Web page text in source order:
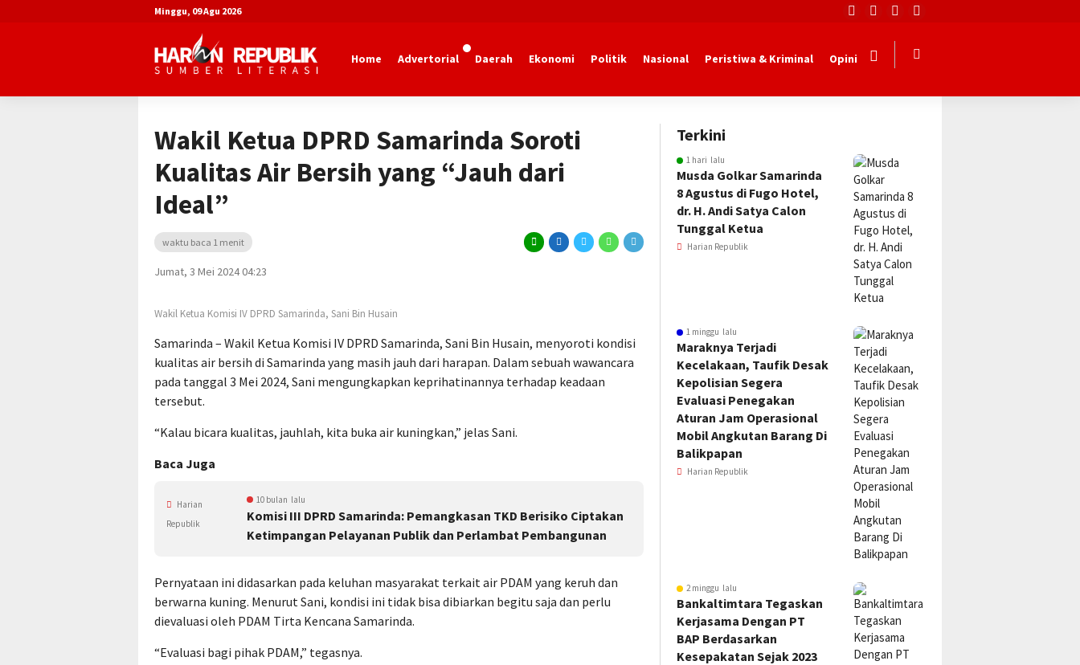
Minggu, 09 Agu 2026
Home Advertorial Daerah Ekonomi Politik Nasional Peristiwa & Kriminal Opini
Wakil Ketua DPRD Samarinda Soroti
Kualitas Air Bersih yang “Jauh dari
Ideal”
waktu baca 1 menit
Jumat, 3 Mei 2024 04:23
Wakil Ketua Komisi IV DPRD Samarinda, Sani Bin Husain
Samarinda – Wakil Ketua Komisi IV DPRD Samarinda, Sani Bin Husain, menyoroti kondisi
kualitas air bersih di Samarinda yang masih jauh dari harapan. Dalam sebuah wawancara
pada tanggal 3 Mei 2024, Sani mengungkapkan keprihatinannya terhadap keadaan
tersebut.
“Kalau bicara kualitas, jauhlah, kita buka air kuningkan,” jelas Sani.
Baca Juga
10 bulan lalu
Komisi III DPRD Samarinda: Pemangkasan TKD Berisiko Ciptakan
Ketimpangan Pelayanan Publik dan Perlambat Pembangunan
Harian
Republik
Pernyataan ini didasarkan pada keluhan masyarakat terkait air PDAM yang keruh dan
berwarna kuning. Menurut Sani, kondisi ini tidak bisa dibiarkan begitu saja dan perlu
dievaluasi oleh PDAM Tirta Kencana Samarinda.
“Evaluasi bagi pihak PDAM,” tegasnya.
Terkini
1 hari lalu
Musda Golkar Samarinda
8 Agustus di Fugo Hotel,
dr. H. Andi Satya Calon
Tunggal Ketua
Harian Republik
1 minggu lalu
Maraknya Terjadi
Kecelakaan, Taufik Desak
Kepolisian Segera
Evaluasi Penegakan
Aturan Jam Operasional
Mobil Angkutan Barang Di
Balikpapan
Harian Republik
2 minggu lalu
Bankaltimtara Tegaskan
Kerjasama Dengan PT
BAP Berdasarkan
Kesepakatan Sejak 2023